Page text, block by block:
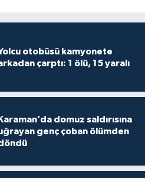
otobüsü kamyonete
çarptı: 1 ölü, 15 yaralı
Karaman’da domuz saldırısına
genç çoban ölümden